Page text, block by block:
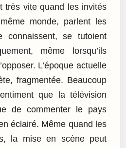
très vite quand les invités
monde, parlent les
connaissent, se tutoient
même lorsqu’ils
L’époque actuelle
fragmentée. Beaucoup
que la télévision
de commenter le pays
éclairé. Même quand les
la mise en scène peut